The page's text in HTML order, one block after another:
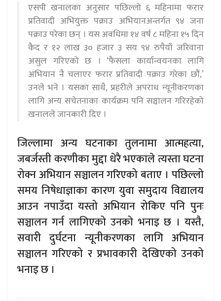
एसपी खनालका अनुसार पछिल्लो ६ महिनामा फरार
प्रतिवादी अभियुक्त पक्राउ अभियानअन्तर्गत ९४ जना
पक्राउ परेका छन् । यस अवधिमा १४ वर्ष ८ महिना १५ दिन
कैद र १२ लाख ३० हजार ३ सय ९४ रुपैयाँ जरिवाना
असुल गरिएको छ । ‘फैसला कार्यान्वयनका लागि
अभियान नै चलाएर फरार प्रतिवादी पक्राउ गरेका छौं,’
उनले भने । यसका साथै, प्रहरीले अपराध न्यूनीकरणका
लागि अन्य सचेतनाका कार्यक्रम पनि सञ्चालन गरिरहेको
खनालले जानकारी दिए ।
जिल्लामा अन्य घटनाका तुलनामा आत्महत्या,
जबर्जस्ती करणीका मुद्दा धेरै भएकाले त्यस्ता घटना
रोक्न अभियान सञ्चालन गरिएको बताए । पछिल्लो
समय निषेधाज्ञाका कारण युवा समुदाय विद्यालय
आउन नपाउँदा यस्तो अभियान रोकिए पनि पुनः
सञ्चालन गर्न लागिएको उनको भनाइ छ । यस्तै,
सवारी दुर्घटना न्यूनीकरणका लागि अभियान
सञ्चालन गरिएको र प्रभावकारी देखिएको उनको
भनाइ छ ।